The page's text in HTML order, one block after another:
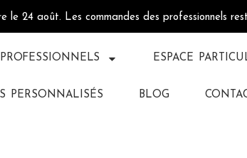
24 août. Les commandes des professionnels
ESPACE
PERSONNALISÉS BLOG